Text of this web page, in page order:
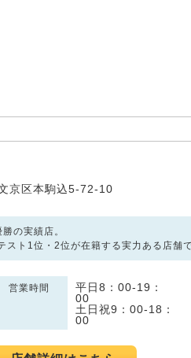
京区本駒込5-72-10
の実績店。
スト1位・2位が在籍する実力ある店舗
営業時間
平日8：00‐19：
00
土日祝9：00‐18：
00